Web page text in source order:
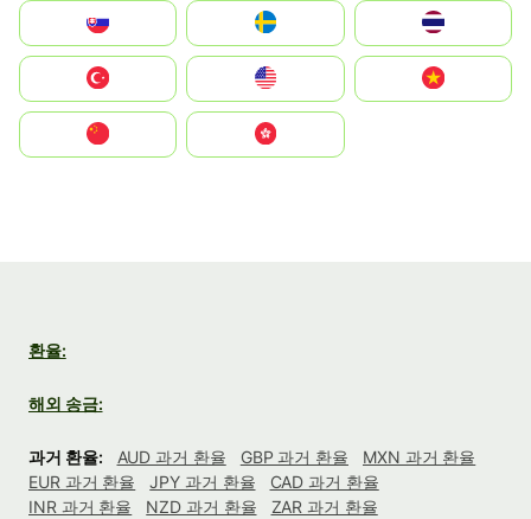
United States
中國香港特別行政區
환율:
해외 송금:
과거 환율: AUD 과거 환율 GBP 과거 환율
MXN 과거 환율
EUR 과거 환율
JPY 과거 환율
CAD 과거 환율
INR 과거 환율
NZD 과거 환율
ZAR 과거 환율